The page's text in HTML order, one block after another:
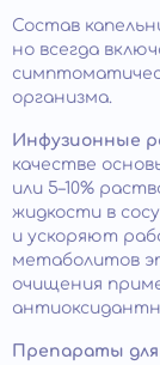
Состав
но всегда
организма.
Инфузионные
качестве
или 5–10%
жидкости в
и ускоряют
метаболитов
очищения
Препараты для